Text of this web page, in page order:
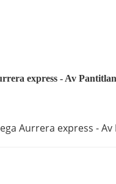
express - Av Pantitlan
Aurrera express -